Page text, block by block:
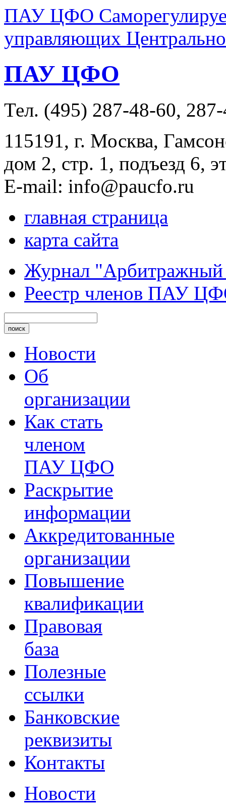
ПАУ ЦФО
управляющих
ПАУ ЦФО
Тел. (495) 287-48-60,
115191, г. Москва,
дом 2, стр. 1, подъезд 6,
E-mail: info@paucfo.ru
главная страница
карта сайта
Журнал
Реестр членов ПАУ
Новости
Об
организации
Как стать
членом
ПАУ ЦФО
Раскрытие
информации
Аккредитованные
организации
Повышение
квалификации
Правовая
база
Полезные
ссылки
Банковские
реквизиты
Контакты
Новости